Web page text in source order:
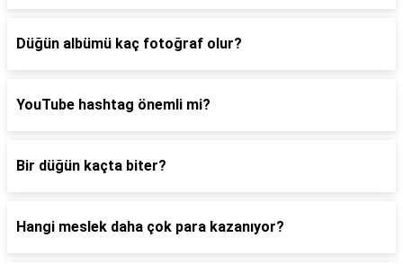
Düğün albümü kaç fotoğraf olur?
YouTube hashtag önemli mi?
Bir düğün kaçta biter?
Hangi meslek daha çok para kazanıyor?